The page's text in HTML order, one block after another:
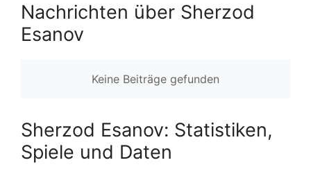
Nachrichten über Sherzod
Esanov
Keine Beiträge gefunden
Sherzod Esanov: Statistiken,
Spiele und Daten